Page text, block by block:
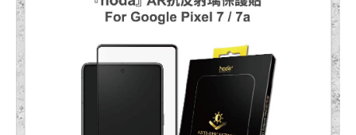
格：
價
格：
NT$840。
反
射
保
護
貼
Google